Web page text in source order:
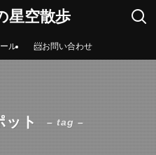
星空散歩
ル 📨お問い合わせ
ット – tag –